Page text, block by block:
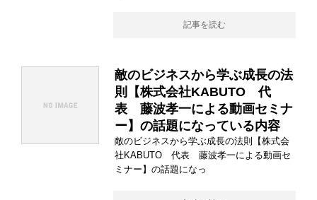
記事を読む
敵のビジネスから学ぶ成長の法
則【株式会社KABUTO 代
表 藤波孝一による動画セミナ
ー】の話題になっている内容
敵のビジネスから学ぶ成長の法則【株式会
社KABUTO 代表 藤波孝一による動画セ
ミナー】の話題になっ